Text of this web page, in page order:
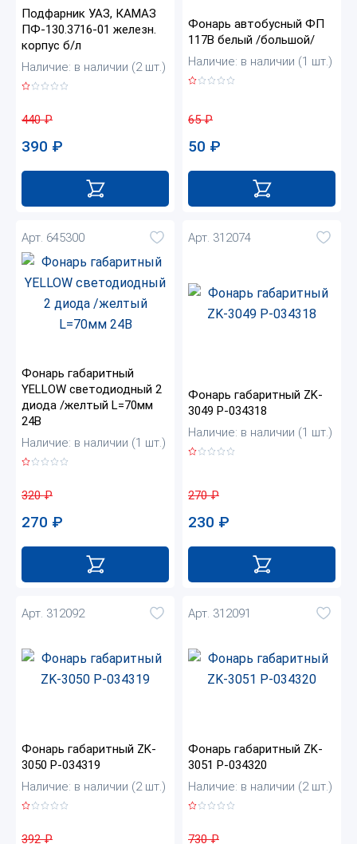
Подфарник УАЗ, КАМАЗ
ПФ-130.3716-01 железн.
корпус б/л
Наличие: в наличии (2 шт.)
440₽
390 ₽
Фонарь автобусный ФП
117В белый /большой/
Наличие: в наличии (1 шт.)
65₽
50 ₽
Арт. 645300
Фонарь габаритный
YELLOW светодиодный 2
диода /желтый L=70мм
24В
Наличие: в наличии (1 шт.)
320₽
270 ₽
Арт. 312074
Фонарь габаритный ZK-
3049 Р-034318
Наличие: в наличии (1 шт.)
270₽
230 ₽
Арт. 312092
Фонарь габаритный ZK-
3050 Р-034319
Наличие: в наличии (2 шт.)
392₽
Арт. 312091
Фонарь габаритный ZK-
3051 Р-034320
Наличие: в наличии (2 шт.)
730₽